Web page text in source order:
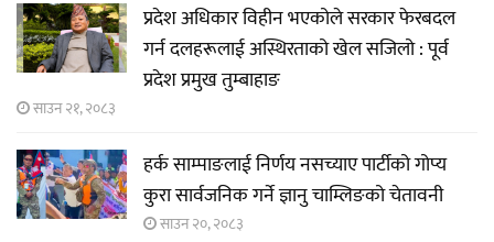
प्रदेश अधिकार विहीन भएकोले सरकार फेरबदल
गर्न दलहरूलाई अस्थिरताको खेल सजिलो : पूर्व
प्रदेश प्रमुख तुम्बाहाङ
साउन २१, २०८३
हर्क साम्पाङलाई निर्णय नसच्याए पार्टीको गोप्य
कुरा सार्वजनिक गर्ने ज्ञानु चाम्लिङको चेतावनी
साउन २०, २०८३